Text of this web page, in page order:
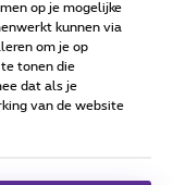
op je mogelijke
kunnen via
om je op
tonen die
dat als je
van de website